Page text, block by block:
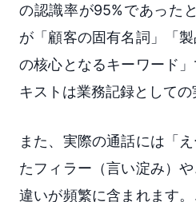
の認識率が95%であった
が「顧客の固有名詞」「
の核心となるキーワード
キストは業務記録としての
また、実際の通話には「
たフィラー（言い淀み）
違いが頻繁に含まれます